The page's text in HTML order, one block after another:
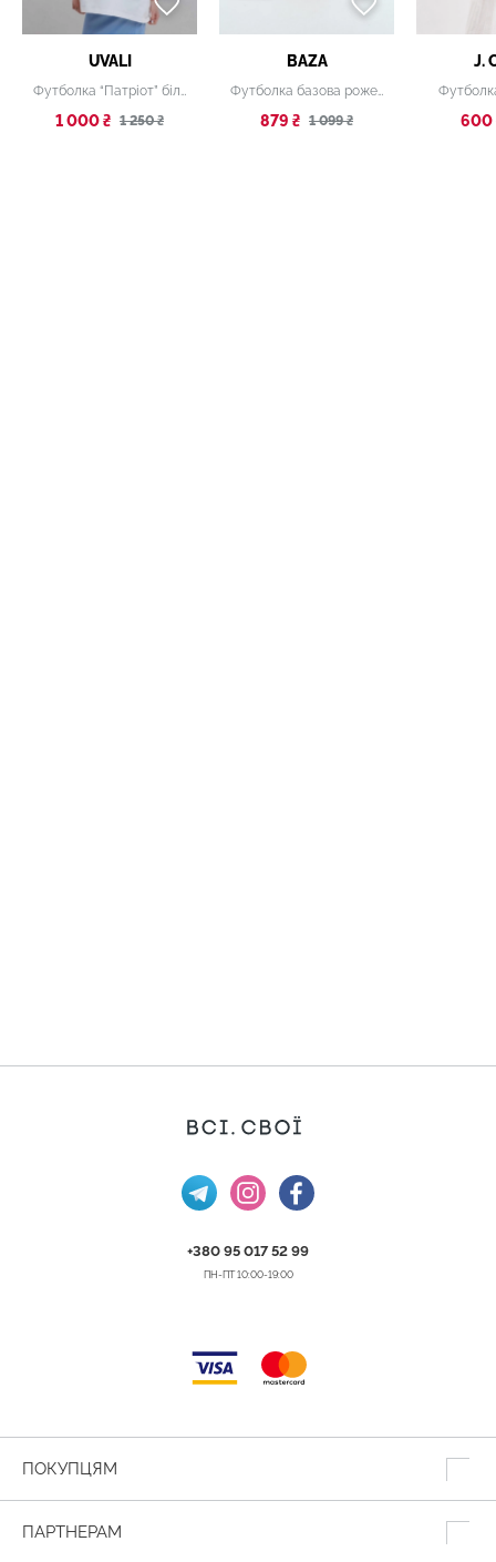
UVALI
Футболка “Патріот” біла
1 000 ₴ 1 250 ₴
BAZA
Футболка базова рожева
879 ₴ 1 099 ₴
J.
600
+380 95 017 52 99
ПН-ПТ 10:00-19:00
ПОКУПЦЯМ
ПАРТНЕРАМ